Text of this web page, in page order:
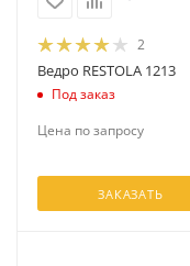
2
Ведро RESTOLA 1213
Под заказ
Цена по запросу
ЗАКАЗАТЬ